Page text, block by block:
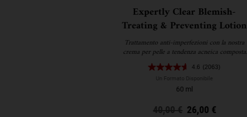
Expertly Clear Blemish-
Treating & Preventing Lotion
Trattamento anti-imperfezioni con la nostra
crema per pelle a tendenza acneica composta
dall’1,2% di acido salicilico e dal 2% di
niacinamide, specificatamente formulata per
correggere le imperfezioni della pelle come
brufoli, rossori, e segni post-acneici e aiutare a
4.6 (2063)
Un Formato Disponibile
60 ml
Old price
40,00 € New price
26,00 €